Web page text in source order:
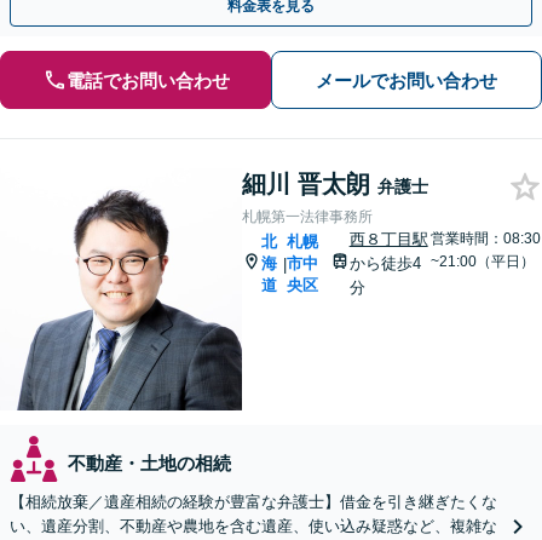
料金表を見る
電話でお問い合わせ メールでお問い合わせ
細川 晋太朗 弁護士
札幌第一法律事務所
北
海
道
|
札幌
市中
央区
西８丁目駅
から徒歩4
分
営業時間：08:30
~21:00（平日）
不動産・土地の相続
【相続放棄／遺産相続の経験が豊富な弁護士】借金を引き継ぎたくな
い、遺産分割、不動産や農地を含む遺産、使い込み疑惑など、複雑な